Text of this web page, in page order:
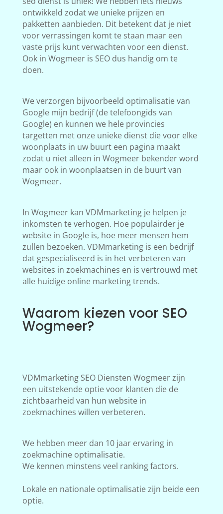
ontwikkeld zodat we unieke prijzen en
pakketten aanbieden. Dit betekent dat je niet
voor verrassingen komt te staan maar een
vaste prijs kunt verwachten voor een dienst.
Ook in Wogmeer is SEO dus handig om te
doen.
We verzorgen bijvoorbeeld optimalisatie van
Google mijn bedrijf (de telefoongids van
Google) en kunnen we hele provincies
targetten met onze unieke dienst die voor elke
woonplaats in uw buurt een pagina maakt
zodat u niet alleen in Wogmeer bekender word
maar ook in woonplaatsen in de buurt van
Wogmeer.
In Wogmeer kan VDMmarketing je helpen je
inkomsten te verhogen. Hoe populairder je
website in Google is, hoe meer mensen hem
zullen bezoeken. VDMmarketing is een bedrijf
dat gespecialiseerd is in het verbeteren van
websites in zoekmachines en is vertrouwd met
alle huidige online marketing trends.
Waarom kiezen voor SEO
Wogmeer?
VDMmarketing SEO Diensten Wogmeer zijn
een uitstekende optie voor klanten die de
zichtbaarheid van hun website in
zoekmachines willen verbeteren.
We hebben meer dan 10 jaar ervaring in
zoekmachine optimalisatie.
We kennen minstens veel ranking factors.
Lokale en nationale optimalisatie zijn beide een
optie.